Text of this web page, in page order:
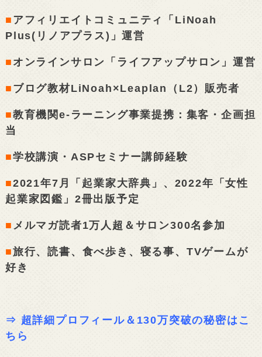
■ アフィリエイトコミュニティ「LiNoah
Plus(リノアプラス)」運営
■ オンラインサロン「ライフアップサロン」運営
■ ブログ教材LiNoah×Leaplan（L2）販売者
■教育機関e-ラーニング事業提携：集客・企画担
当
■学校講演・ASPセミナー講師経験
■2021年7月「起業家大辞典」、2022年「女性
起業家図鑑」2冊出版予定
■ メルマガ読者1万人超＆サロン300名参加
■旅行、読書、食べ歩き、寝る事、TVゲームが
好き
⇒ 超詳細プロフィール＆130万突破の秘密はこ
ちら